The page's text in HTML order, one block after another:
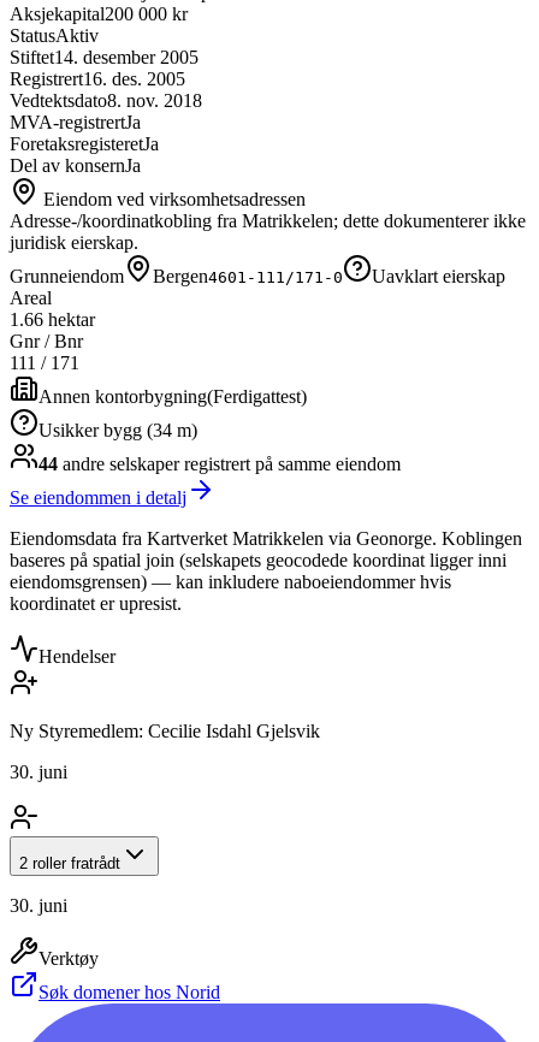
Aksjekapital200 000 kr
StatusAktiv
Stiftet14. desember 2005
Registrert16. des. 2005
Vedtektsdato8. nov. 2018
MVA-registrertJa
ForetaksregisteretJa
Del av konsernJa
Eiendom ved virksomhetsadressen
Adresse-/koordinatkobling fra Matrikkelen; dette dokumenterer ikke
juridisk eierskap.
Grunneiendom
Bergen4601-111/171-0
Uavklart eierskap
Areal
1.66 hektar
Gnr / Bnr
111 / 171
Annen kontorbygning(Ferdigattest)
Usikker bygg (34 m)
44 andre selskaperregistrert på samme eiendom
Se eiendommen i detalj
Eiendomsdata fra Kartverket Matrikkelen via Geonorge. Koblingen
baseres på spatial join (selskapets geocodede koordinat ligger inni
eiendomsgrensen) — kan inkludere naboeiendommer hvis
koordinatet er upresist.
Hendelser
Ny Styremedlem: Cecilie Isdahl Gjelsvik
30. juni
2 roller fratrådt
30. juni
Verktøy
Søk domener hos Norid